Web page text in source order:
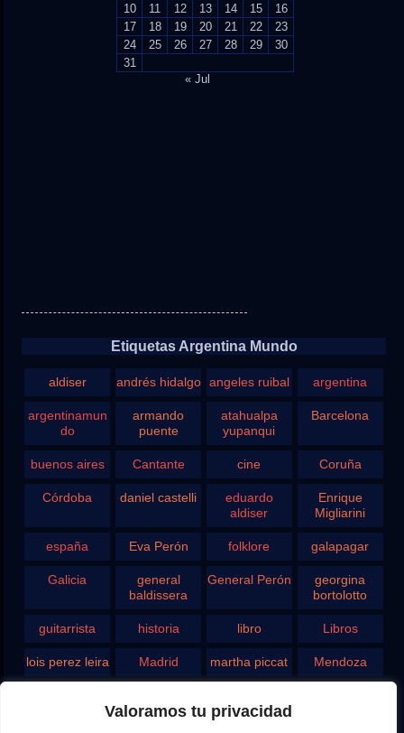
Valoramos tu privacidad
10
11 12 13 14 15
16
17
18 19 20 21 22
23
24
25 26 27 28 29
30
31
« Jul
Etiquetas Argentina Mundo
aldiser andrés hidalgo angeles ruibal argentina
argentinamun
do
armando
puente
atahualpa
yupanqui
Barcelona
buenos aires Cantante cine Coruña
Córdoba daniel castelli
eduardo
aldiser
Enrique
Migliarini
españa Eva Perón folklore galapagar
Galicia
general
baldissera
General Perón
georgina
bortolotto
guitarrista historia libro Libros
lois perez leira Madrid martha piccat Mendoza